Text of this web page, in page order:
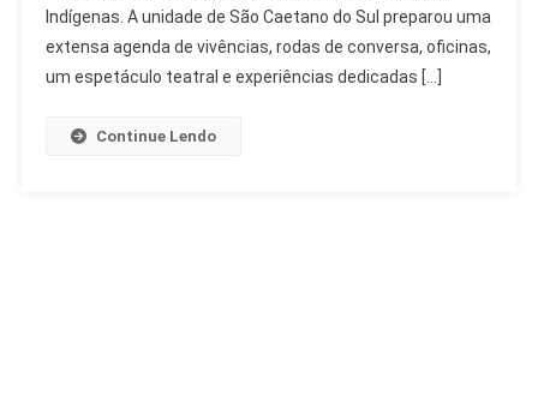
Agosto
Indígena
Com
Ancestrais
Indígenas. A unidade de São Caetano do Sul preparou uma
extensa agenda de vivências, rodas de conversa, oficinas,
um espetáculo teatral e experiências dedicadas […]
Continue Lendo